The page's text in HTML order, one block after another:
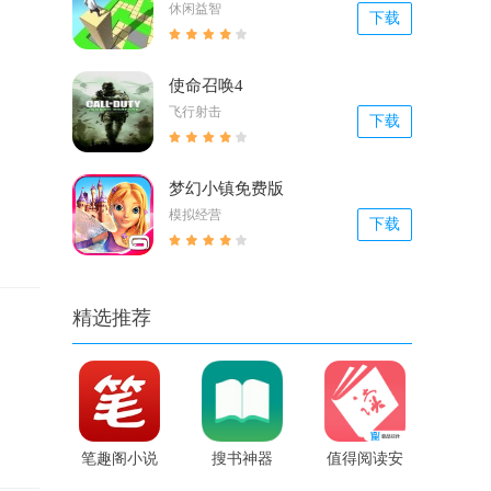
休闲益智
下载
使命召唤4
飞行射击
下载
梦幻小镇免费版
模拟经营
下载
精选推荐
笔趣阁小说 搜书神器 值得阅读安